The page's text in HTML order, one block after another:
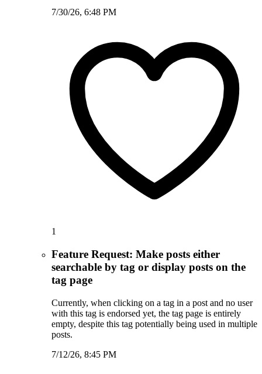
7/30/26, 6:48 PM
1
Feature Request: Make posts either
searchable by tag or display posts on the
tag page
Currently, when clicking on a tag in a post and no user
with this tag is endorsed yet, the tag page is entirely
empty, despite this tag potentially being used in multiple
posts.
7/12/26, 8:45 PM